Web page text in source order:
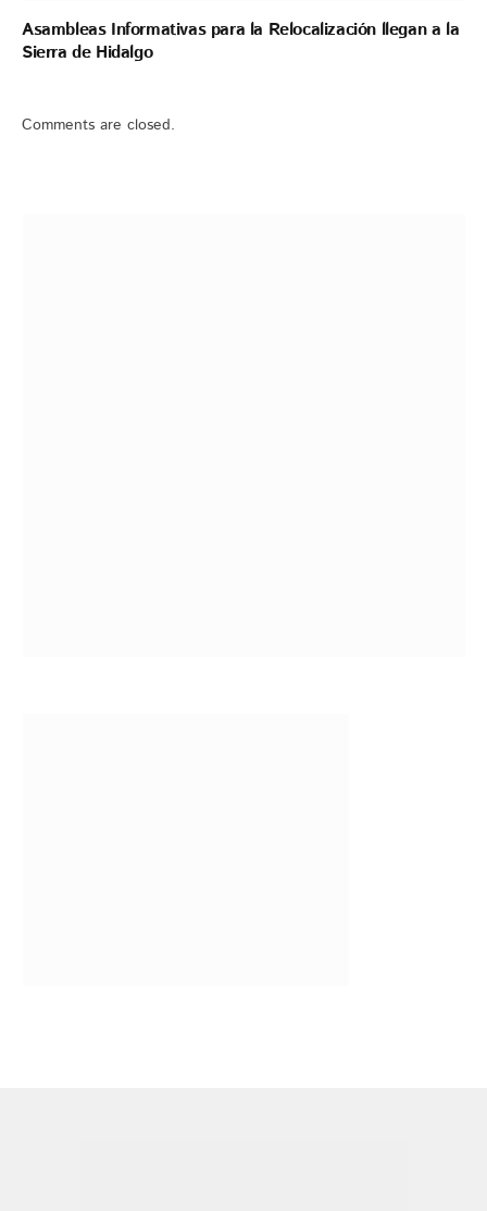
Asambleas Informativas para la Relocalización llegan a la
Sierra de Hidalgo
Comments are closed.